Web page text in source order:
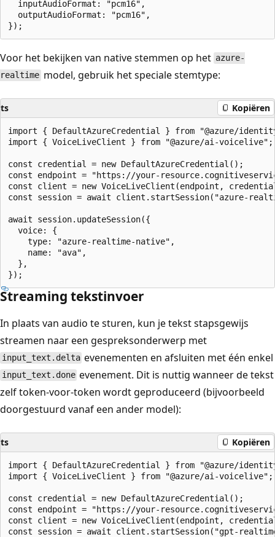
  inputAudioFormat: "pcm16",
  outputAudioFormat: "pcm16",
Voor het bekijken van native stemmen op het azure-
realtime model, gebruik het speciale stemtype:
ts Kopiëren
import { DefaultAzureCredential } from "@azure/
import { VoiceLiveClient } from "@azure/ai-voicelive";
const credential = new DefaultAzureCredential();
const endpoint = "https://your-
const client = new VoiceLiveClient(endpoint,
const session = await client.startSession("azure-
await session.updateSession({
  voice: {
    type: "azure-realtime-native",
    name: "ava",
  },
Streaming tekstinvoer
In plaats van audio te sturen, kun je tekst stapsgewijs
streamen naar een gespreksonderwerp met
input_text.delta evenementen en afsluiten met één enkel
input_text.done evenement. Dit is nuttig wanneer de tekst
zelf token-voor-token wordt geproduceerd (bijvoorbeeld
doorgestuurd vanaf een ander model):
ts Kopiëren
import { DefaultAzureCredential } from "@azure/
import { VoiceLiveClient } from "@azure/ai-voicelive";
const credential = new DefaultAzureCredential();
const endpoint = "https://your-
const client = new VoiceLiveClient(endpoint,
const session = await client.startSession("gpt-